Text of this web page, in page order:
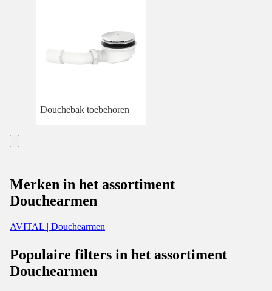
Douchebak toebehoren
Merken in het assortiment
Douchearmen
AVITAL | Douchearmen
Populaire filters in het assortiment
Douchearmen